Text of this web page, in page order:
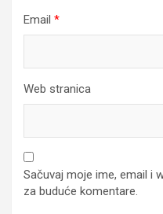
Email *
Web stranica
Sačuvaj moje ime, email i
za buduće komentare.